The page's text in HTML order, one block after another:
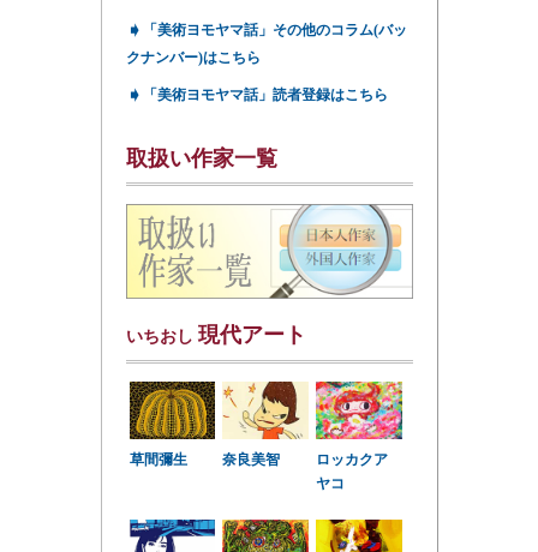
➧
「美術ヨモヤマ話」その他のコラム(バッ
クナンバー)はこちら
➧ 「美術ヨモヤマ話」読者登録はこちら
取扱い作家一覧
いちおし 現代アート
草間彌生 奈良美智
ロッカクア
ヤコ